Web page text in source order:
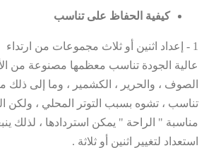
كيفية الحفاظ على تناسب
1 - إعداد اثنين أو ثلاث مجموعات من ارتداء
عالية الجودة تناسب معظمها مصنوعة من
الصوف ، والحرير ، الكشمير ، وما إلى ذلك
تناسب ، تشوه بسبب التوتر المحلي ، ولكن
مناسبة " الراحة " يمكن استردادها ، لذلك
استعداد لتغيير اثنين أو ثلاثة .